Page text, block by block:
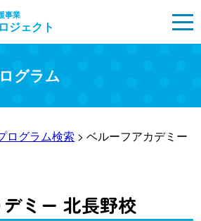
事業
ジェクト
グラム
ログラム検索 > ベルーフアカデミー
ミー 北長野校